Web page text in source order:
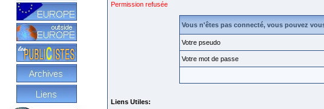
Permission refusée
Vous n'êtes pas connecté, vous pouvez
Votre pseudo
Votre mot de passe
Liens Utiles: